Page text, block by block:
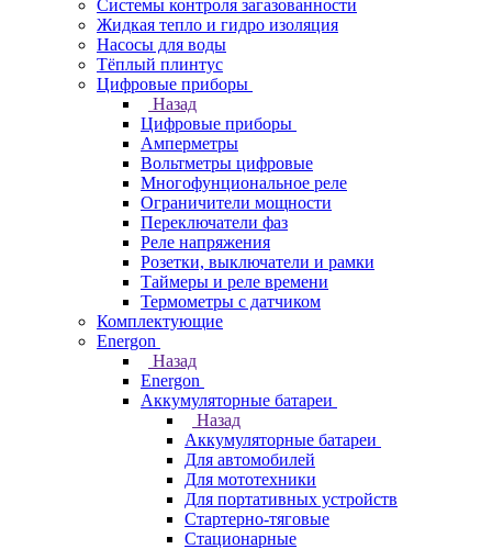
Системы контроля загазованности
Жидкая тепло и гидро изоляция
Насосы для воды
Тёплый плинтус
Цифровые приборы
Назад
Цифровые приборы
Амперметры
Вольтметры цифровые
Многофунциональное реле
Ограничители мощности
Переключатели фаз
Реле напряжения
Розетки, выключатели и рамки
Таймеры и реле времени
Термометры c датчиком
Комплектующие
Energon
Назад
Energon
Аккумуляторные батареи
Назад
Аккумуляторные батареи
Для автомобилей
Для мототехники
Для портативных устройств
Стартерно-тяговые
Стационарные